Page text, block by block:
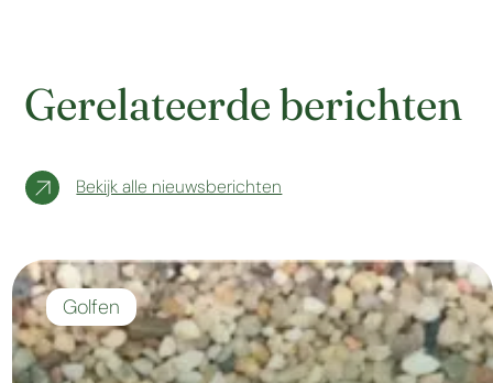
Gerelateerde berichten
Bekijk alle nieuwsberichten
Golfen